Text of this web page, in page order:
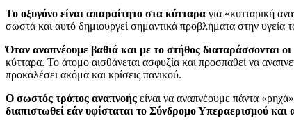
Το οξυγόνο είναι απαραίτητο στα κύτταρα για «κυτταρική
σωστά και αυτό δημιουργεί σημαντικά προβλήματα στην υγεία
Όταν αναπνέουμε βαθιά και με το στήθος διαταράσσονται οι
κύτταρα. Το άτομο αισθάνεται ασφυξία και προσπαθεί να
προκαλέσει ακόμα και κρίσεις πανικού.
Ο σωστός τρόπος αναπνοής είναι να αναπνέουμε πάντα
διαπιστωθεί εάν υφίσταται το Σύνδρομο Υπεραερισμού και